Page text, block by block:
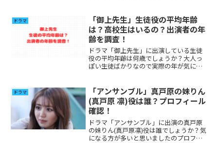
た。
ドラマ
「御上先生」生徒役の平均年齢
は？高校生はいるの？出演者の年
齢を調査！
ドラマ「御上先生」に出演している生徒
役の平均年齢は何歳でしょうか？大人っ
ぽい生徒ばかりなので実際の年が気にな
ドラマ
「アンサンブル」真戸原の妹りん
(真戸原 凛)役は誰？プロフィール
確認！
ドラマ「アンサンブル」に出演の真戸原
の妹りん(真戸原凛)役は誰でしょうか？気
になる方が多いと思いましたのプロフィ